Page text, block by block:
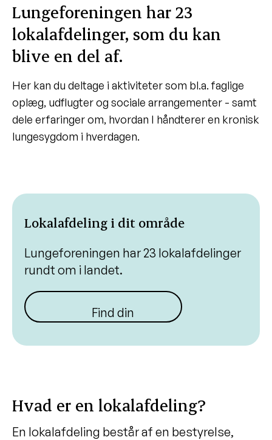
Træningsnetværk
Lokalafdelinger
Find din lokalafdeling
organiseret
Bliv frivillig i en lokalafdeling
Lungecaféer
Lungeforeningen har 23
lokalafdelinger, som du kan
blive en del af.
Her kan du deltage i aktiviteter som bl.a. faglige
oplæg, udflugter og sociale arrangementer - samt
dele erfaringer om, hvordan I håndterer en kronisk
lungesygdom i hverdagen.
Lokalafdeling i dit område
Lungeforeningen har 23 lokalafdelinger
rundt om i landet.
Find din lokalafdeling
Hvad er en lokalafdeling?
En lokalafdeling består af en bestyrelse,